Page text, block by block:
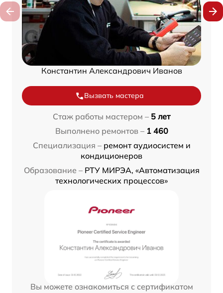
Константин Александрович Иванов
Вызвать мастера
Стаж работы мастером – 5 лет
Выполнено ремонтов – 1 460
Специализация – ремонт аудиосистем и
кондиционеров
Образование – РТУ МИРЭА, «Автоматизация
технологических процессов»
Вы можете ознакомиться с сертификатом